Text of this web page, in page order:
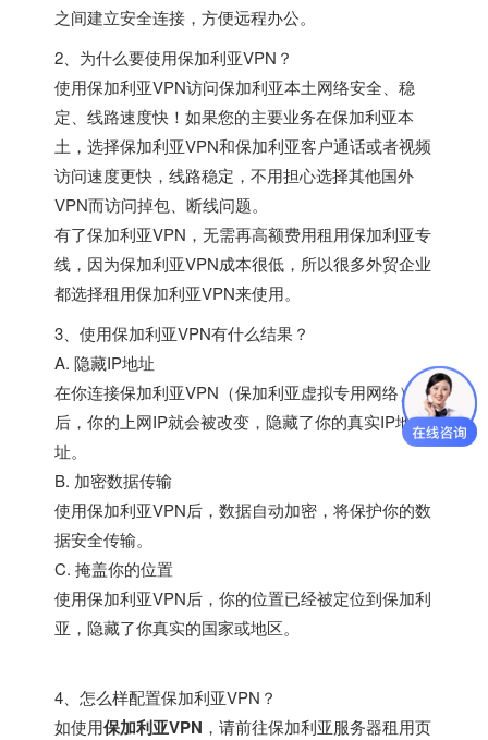
之间建立安全连接，方便远程办公。
2、为什么要使用保加利亚VPN？
使用保加利亚VPN访问保加利亚本土网络安全、稳
定、线路速度快！如果您的主要业务在保加利亚本
土，选择保加利亚VPN和保加利亚客户通话或者视频
访问速度更快，线路稳定，不用担心选择其他国外
VPN而访问掉包、断线问题。
有了保加利亚VPN，无需再高额费用租用保加利亚专
线，因为保加利亚VPN成本很低，所以很多外贸企业
都选择租用保加利亚VPN来使用。
3、使用保加利亚VPN有什么结果？
A. 隐藏IP地址
在你连接保加利亚VPN（保加利亚虚拟专用网络）
后，你的上网IP就会被改变，隐藏了你的真实IP地
址。
B. 加密数据传输
使用保加利亚VPN后，数据自动加密，将保护你的数
据安全传输。
C. 掩盖你的位置
使用保加利亚VPN后，你的位置已经被定位到保加利
亚，隐藏了你真实的国家或地区。
4、怎么样配置保加利亚VPN？
如使用保加利亚VPN ，请前往保加利亚服务器租用页